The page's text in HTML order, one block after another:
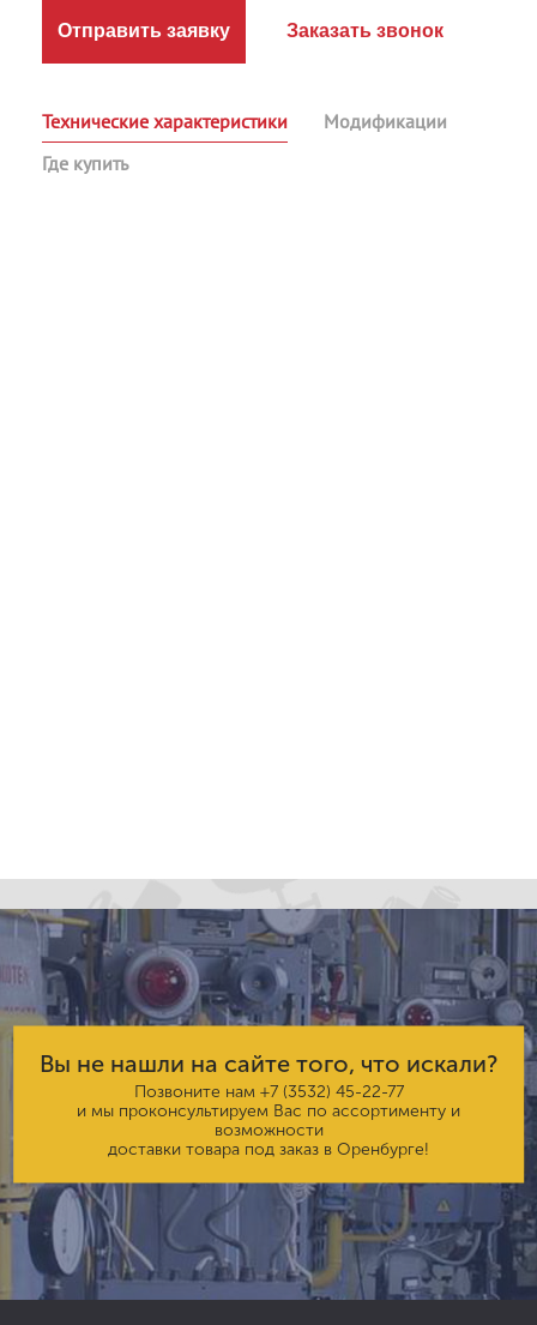
Отправить заявку Заказать звонок
Технические характеристики
Модификации
Где купить
Вы не нашли на сайте того, что искали?
Позвоните нам +7 (3532) 45-22-77
и мы проконсультируем Вас по ассортименту и
возможности
доставки товара под заказ в Оренбурге!